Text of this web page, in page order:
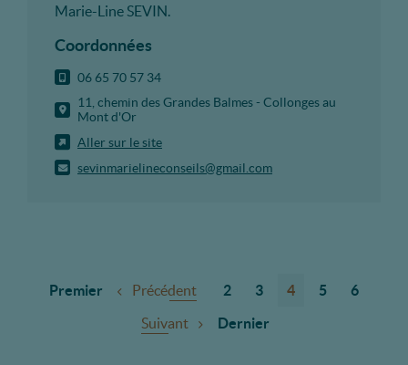
Marie-Line SEVIN.
Coordonnées
06 65 70 57 34
11, chemin des Grandes Balmes - Collonges au
Mont d'Or
Aller sur le site
sevinmarielineconseils@gmail.com
Premier Précédent 2 3 4 5
6
Suivant
Dernier